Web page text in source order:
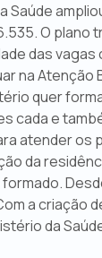
Saúde
O plano
das
na Atenção
quer
cada e
atender os
da
a criação
da